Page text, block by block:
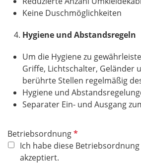
Keine Duschmöglichkeiten
Hygiene und Abstandsregeln
Um die Hygiene zu
Griffe, Lichtschalter, Geländer
berührte Stellen regelmäßig
Hygiene und
Separater Ein- und Ausgang
BetriebsordnungP
f
Ich habe diese
akzeptiert.